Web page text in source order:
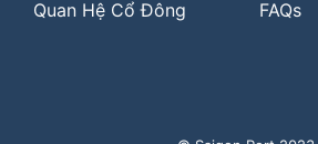
Quan Hệ Cổ Đông
FAQs